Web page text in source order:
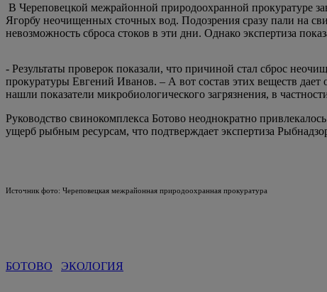
В Череповецкой межрайонной природоохранной прокуратуре
Ягорбу неочищенных сточных вод. Подозрения сразу пали на
невозможность сброса стоков в эти дни. Однако экспертиза
- Результаты проверок показали, что причиной стал сброс
прокуратуры Евгений Иванов. – А вот состав этих веществ
нашли показатели микробиологического загрязнения, в
Руководство свинокомплекса Ботово неоднократно
ущерб рыбным ресурсам, что подтверждает экспертиза
Источник фото: Череповецкая межрайонная природоохранная прокуратура
БОТОВО ЭКОЛОГИЯ